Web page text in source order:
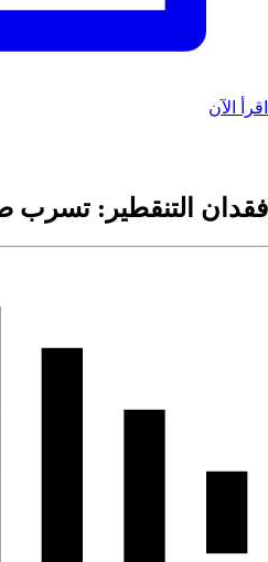
اقرأ الآن
فقدان التنقطير: تسرب